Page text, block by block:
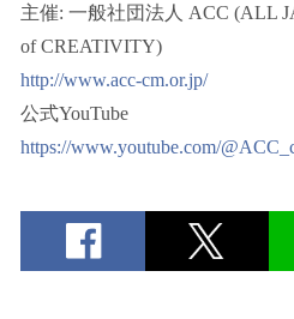
主催: 一般社団法人 ACC (ALL
of CREATIVITY)
http://www.acc-cm.or.jp/
公式YouTube
https://www.youtube.com/